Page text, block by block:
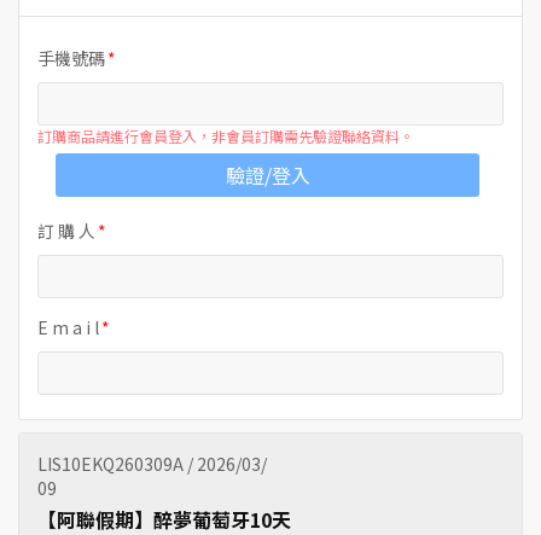
手機號碼
訂購商品請進行會員登入，非會員訂購需先驗證聯絡資料。
驗證/登入
訂 購 人
E m a i l
LIS10EKQ260309A / 2026/03/
09
【阿聯假期】醉夢葡萄牙10天